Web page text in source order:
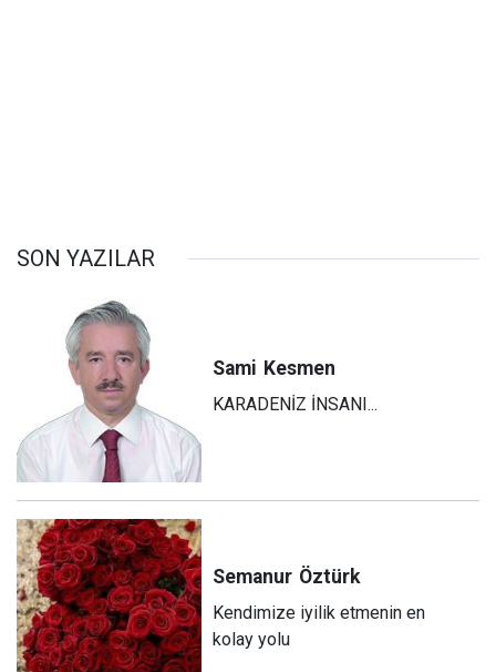
SON YAZILAR
Sami Kesmen
KARADENİZ İNSANI...
Semanur Öztürk
Kendimize iyilik etmenin en
kolay yolu